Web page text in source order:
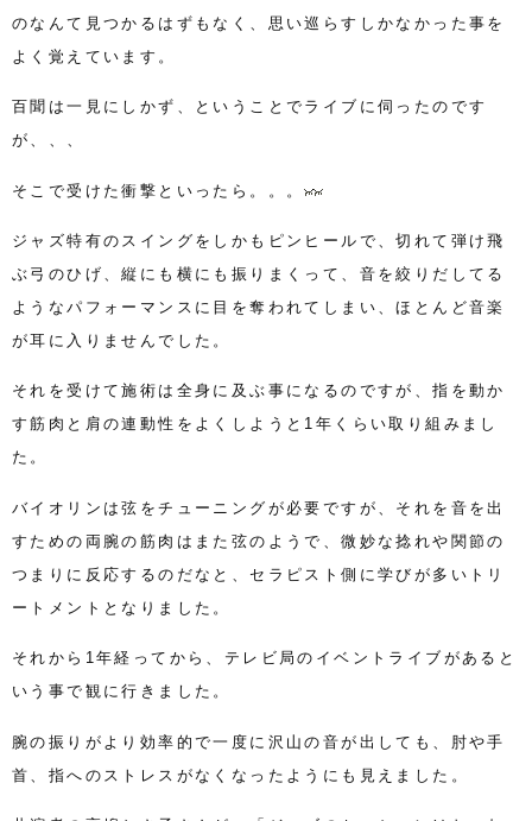
のなんて見つかるはずもなく、思い巡らすしかなかった事を
よく覚えています。
百聞は一見にしかず、ということでライブに伺ったのです
が、、、
そこで受けた衝撃といったら。。。
ジャズ特有のスイングをしかもピンヒールで、切れて弾け飛
ぶ弓のひげ、縦にも横にも振りまくって、音を絞りだしてる
ようなパフォーマンスに目を奪われてしまい、ほとんど音楽
が耳に入りませんでした。
それを受けて施術は全身に及ぶ事になるのですが、指を動か
す筋肉と肩の連動性をよくしようと1年くらい取り組みまし
た。
バイオリンは弦をチューニングが必要ですが、それを音を出
すための両腕の筋肉はまた弦のようで、微妙な捻れや関節の
つまりに反応するのだなと、セラピスト側に学びが多いトリ
ートメントとなりました。
それから1年経ってから、テレビ局のイベントライブがあると
いう事で観に行きました。
腕の振りがより効率的で一度に沢山の音が出しても、肘や手
首、指へのストレスがなくなったようにも見えました。